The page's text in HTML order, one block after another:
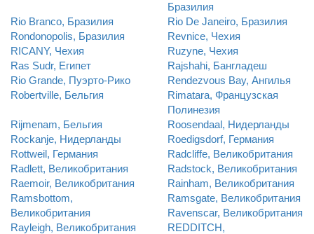
Бразилия
Rio Branco, Бразилия
Rio De Janeiro, Бразилия
Rondonopolis, Бразилия
Revnice, Чехия
RICANY, Чехия
Ruzyne, Чехия
Ras Sudr, Египет
Rajshahi, Бангладеш
Rio Grande, Пуэрто-Рико
Rendezvous Bay, Ангилья
Robertville, Бельгия
Rimatara, Французская
Полинезия
Rijmenam, Бельгия
Roosendaal, Нидерланды
Rockanje, Нидерланды
Roedigsdorf, Германия
Rottweil, Германия
Radcliffe, Великобритания
Radlett, Великобритания
Radstock, Великобритания
Raemoir, Великобритания
Rainham, Великобритания
Ramsbottom,
Великобритания
Ramsgate, Великобритания
Ravenscar, Великобритания
Rayleigh, Великобритания
REDDITCH,